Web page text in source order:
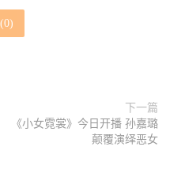
0)
下一篇
《小女霓裳》今日开播 孙嘉璐
颠覆演绎恶女